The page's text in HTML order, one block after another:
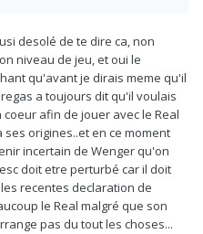
desolé de te dire ca, non
niveau de jeu, et oui le
qu'avant je dirais meme qu'il
a toujours dit qu'il voulais
afin de jouer avec le Real
ses origines..et en ce moment
incertain de Wenger qu'on
doit etre perturbé car il doit
recentes declaration de
le Real malgré que son
pas du tout les choses...